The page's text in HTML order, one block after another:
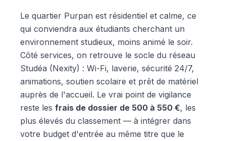
Le quartier Purpan est résidentiel et calme, ce
qui conviendra aux étudiants cherchant un
environnement studieux, moins animé le soir.
Côté services, on retrouve le socle du réseau
Studéa (Nexity) : Wi-Fi, laverie, sécurité 24/7,
animations, soutien scolaire et prêt de matériel
auprès de l'accueil. Le vrai point de vigilance
reste les frais de dossier de 500 à 550 €, les
plus élevés du classement — à intégrer dans
votre budget d'entrée au même titre que le